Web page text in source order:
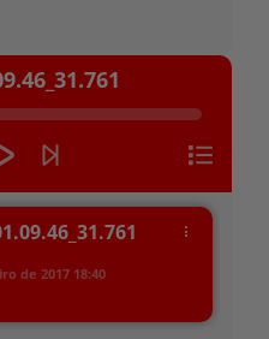
de 2017 18:40